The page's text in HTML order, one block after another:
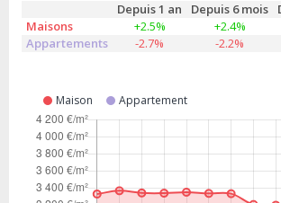
Depuis 1 an Depuis 6 mois
Maisons
+2.5% +2.4%
Appartements
-2.7% -2.2%
Maison Appartement